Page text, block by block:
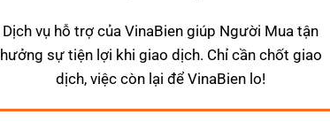
Dịch vụ hỗ trợ của VinaBien giúp Người Mua tận
hưởng sự tiện lợi khi giao dịch. Chỉ cần chốt giao
dịch, việc còn lại để VinaBien lo!